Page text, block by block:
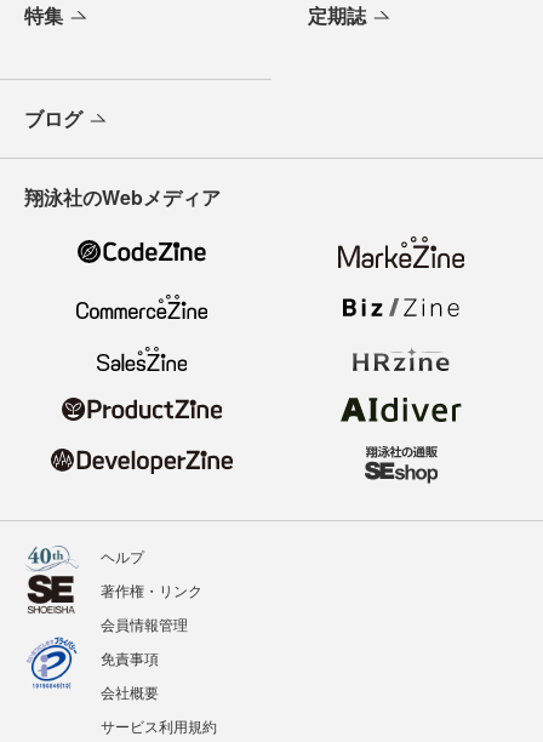
特集 定期誌
ブログ
翔泳社のWebメディア
ヘルプ
著作権・リンク
会員情報管理
免責事項
会社概要
サービス利用規約